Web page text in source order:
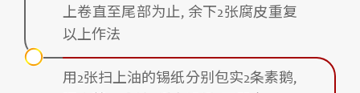
上卷直至尾部为止, 余下2张腐皮重复
以上作法
用2张扫上油的锡纸分别包实2条素鹅,